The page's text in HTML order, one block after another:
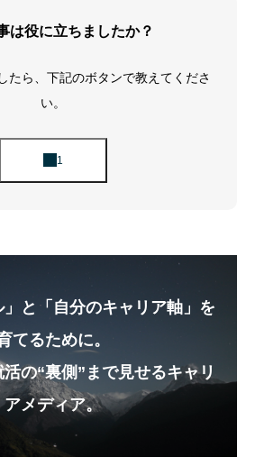
は役に立ちましたか？
たら、下記のボタンで教えてくださ
い。
」と「自分のキャリア軸」を
てるために。
の“裏側”まで見せるキャリ
アメディア。